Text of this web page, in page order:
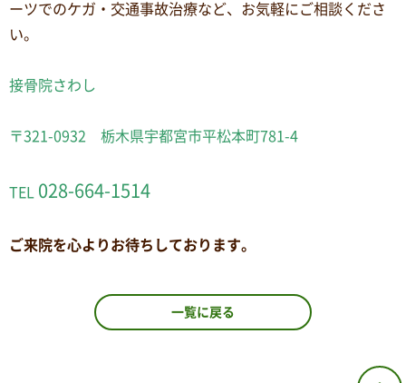
ーツでのケガ・交通事故治療など、お気軽にご相談くださ
い。
接骨院さわし
〒321-0932 栃木県宇都宮市平松本町781-4
TEL 028-664-1514
ご来院を心よりお待ちしております。
一覧に戻る